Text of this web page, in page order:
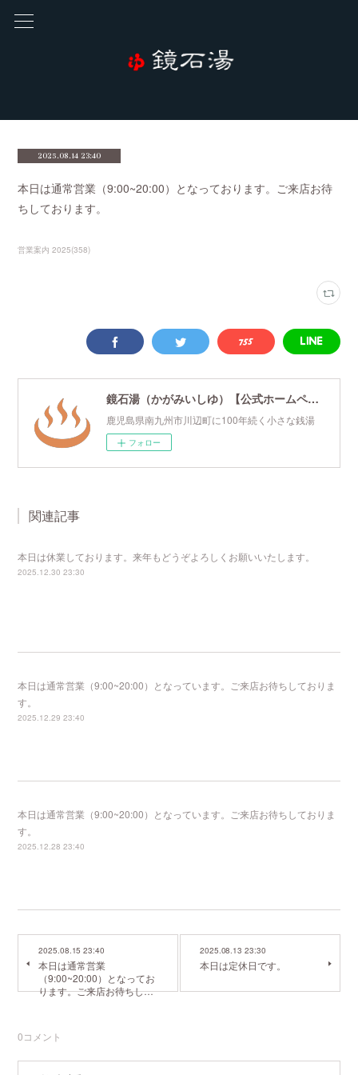
2025.08.14 23:40
本日は通常営業（9:00~20:00）となっております。ご来店お待
ちしております。
営業案内 2025(358)
鏡石湯（かがみいしゆ）【公式ホームページ】
鹿児島県南九州市川辺町に100年続く小さな銭湯
フォロー
関連記事
本日は休業しております。来年もどうぞよろしくお願いいたします。
2025.12.30 23:30
本日は通常営業（9:00~20:00）となっています。ご来店お待ちしておりま
す。
2025.12.29 23:40
本日は通常営業（9:00~20:00）となっています。ご来店お待ちしておりま
す。
2025.12.28 23:40
2025.08.15 23:40
本日は通常営業
（9:00~20:00）となってお
ります。ご来店お待ちし…
2025.08.13 23:30
本日は定休日です。
0コメント